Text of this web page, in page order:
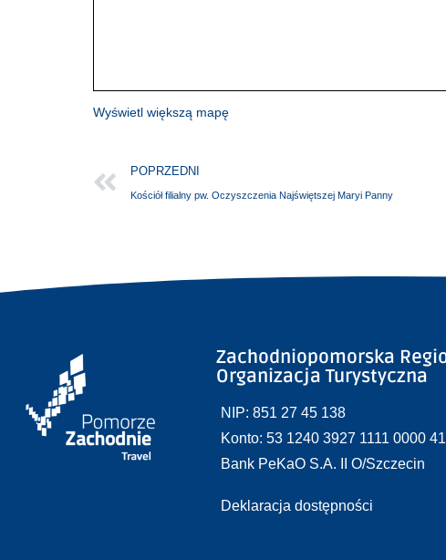
Wyświetl większą mapę
POPRZEDNI
Kościół filialny pw. Oczyszczenia Najświętszej Maryi Panny
Zachodniopomorska
Organizacja Turystyczna
NIP: 851 27 45 138
Konto: 53 1240 3927 1111 0000
Bank PeKaO S.A. II O/Szczecin
Deklaracja dostępności